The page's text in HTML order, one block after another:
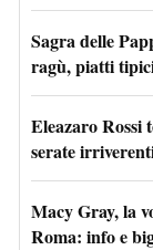
Sagra delle
ragù, piatti
Eleazaro Rossi
serate
Macy Gray, la
Roma: info e